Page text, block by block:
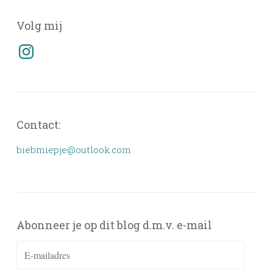
Volg mij
Instagram
Contact:
biebmiepje@outlook.com
Abonneer je op dit blog d.m.v. e-mail